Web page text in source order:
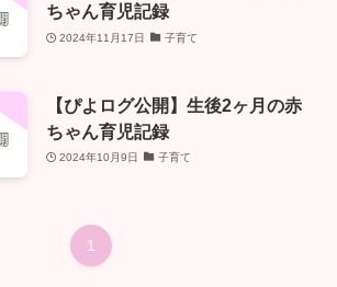
ちゃん育児記録
2024年11月17日 子育て
【ぴよログ公開】生後2ヶ月の赤
ちゃん育児記録
2024年10月9日 子育て
1